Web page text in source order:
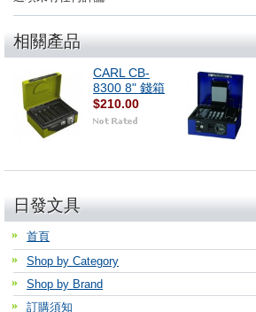
相關產品
CARL CB-
8300 8" 錢箱
$210.00
日發文具
首頁
Shop by Category
Shop by Brand
訂購須知